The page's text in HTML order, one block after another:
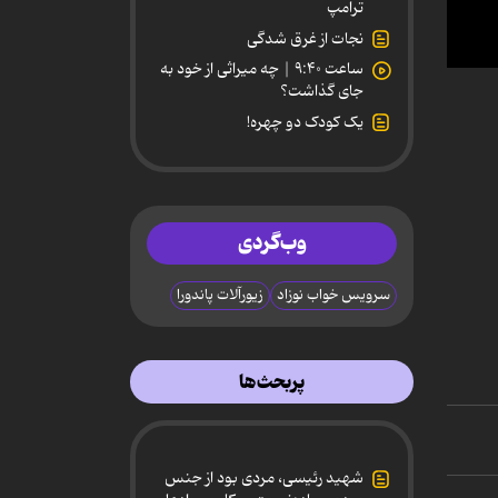
0
ترامپ
نجات از غرق شدگی
ساعت ۹:۴۰ | چه میراثی از خود به
جای گذاشت؟
یک کودک دو چهره!
وب‌گردی
سرویس خواب نوزاد زیورآلات پاندورا
پربحث‌ها
شهید رئیسی، مردی بود از جنس